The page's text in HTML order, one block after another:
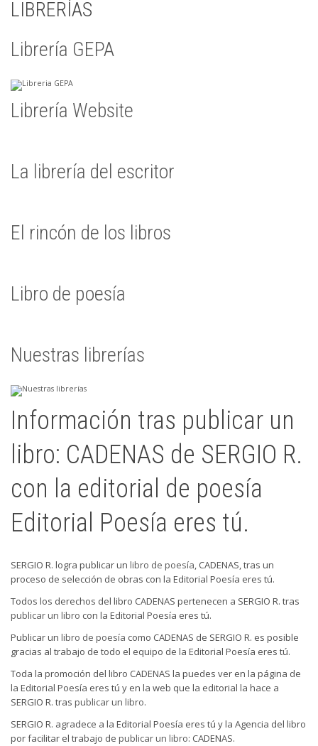
LIBRERÍAS
Librería GEPA
Librería Website
La librería del escritor
El rincón de los libros
Libro de poesía
Nuestras librerías
Información tras publicar un
libro: CADENAS de SERGIO R.
con la editorial de poesía
Editorial Poesía eres tú.
SERGIO R. logra publicar un libro de poesía, CADENAS, tras un
proceso de selección de obras con la Editorial Poesía eres tú.
Todos los derechos del libro CADENAS pertenecen a SERGIO R. tras
publicar un libro con la Editorial Poesía eres tú.
Publicar un libro de poesía como CADENAS de SERGIO R. es posible
gracias al trabajo de todo el equipo de la Editorial Poesía eres tú.
Toda la promoción del libro CADENAS la puedes ver en la página de
la Editorial Poesía eres tú y en la web que la editorial la hace a
SERGIO R. tras publicar un libro.
SERGIO R. agradece a la Editorial Poesía eres tú y la Agencia del libro
por facilitar el trabajo de publicar un libro: CADENAS.